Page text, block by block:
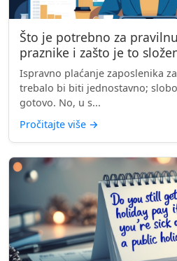
Što je potrebno za
praznike i zašto je to
Ispravno plaćanje zaposlenika
trebalo bi biti jednostavno;
gotovo. No, u s...
Pročitajte više →